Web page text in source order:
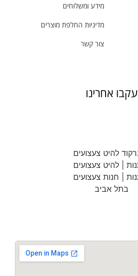
מידע ומשלוחים
מדיניות החלפת מוצרים
צור קשר
עקבו אחרינו